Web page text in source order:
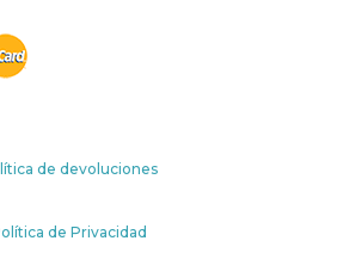
de devoluciones
de Privacidad